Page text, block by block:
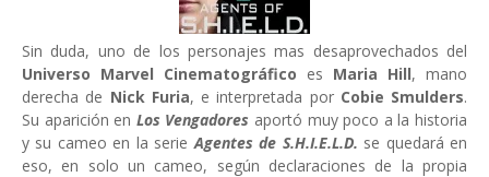
Sin duda, uno de los personajes mas desaprovechados del
Universo Marvel Cinematográfico es Maria Hill, mano
derecha de Nick Furia, e interpretada por Cobie Smulders.
Su aparición en Los Vengadores aportó muy poco a la historia
y su cameo en la serieAgentes de S.H.I.E.L.D. se quedará en
eso, en solo un cameo, según declaraciones de la propia